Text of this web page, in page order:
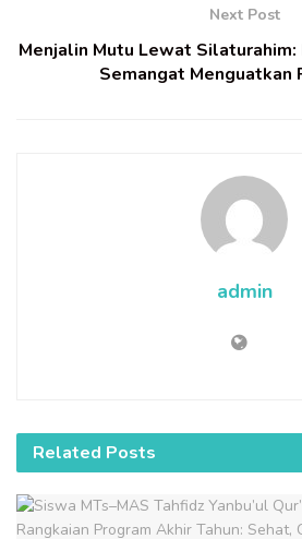
Next Post
Menjalin Mutu Lewat Silaturahim:
Semangat Menguatkan
admin
Related Posts